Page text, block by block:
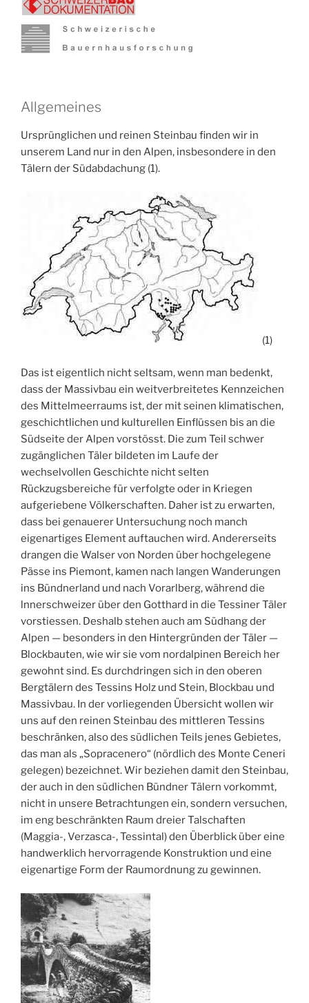
Allgemeines
Ursprünglichen und reinen Steinbau finden wir in
unserem Land nur in den Alpen, insbesondere in den
Tälern der Südabdachung (1).
(1)
Das ist eigentlich nicht seltsam, wenn man bedenkt,
dass der Massivbau ein weitverbreitetes Kennzeichen
des Mittelmeerraums ist, der mit seinen klimatischen,
geschichtlichen und kulturellen Einflüssen bis an die
Südseite der Alpen vorstösst. Die zum Teil schwer
zugänglichen Täler bildeten im Laufe der
wechselvollen Geschichte nicht selten
Rückzugsbereiche für verfolgte oder in Kriegen
aufgeriebene Völkerschaften. Daher ist zu erwarten,
dass bei genauerer Untersuchung noch manch
eigenartiges Element auftauchen wird. Andererseits
drangen die Walser von Norden über hochgelegene
Pässe ins Piemont, kamen nach langen Wanderungen
ins Bündnerland und nach Vorarlberg, während die
lnnerschweizer über den Gotthard in die Tessiner Täler
vorstiessen. Deshalb stehen auch am Südhang der
Alpen — besonders in den Hintergründen der Täler —
Blockbauten, wie wir sie vom nordalpinen Bereich her
gewohnt sind. Es durchdringen sich in den oberen
Bergtälern des Tessins Holz und Stein, Blockbau und
Massivbau. In der vorliegenden Übersicht wollen wir
uns auf den reinen Steinbau des mittleren Tessins
beschränken, also des südlichen Teils jenes Gebietes,
das man als „Sopracenero“ (nördlich des Monte Ceneri
gelegen) bezeichnet. Wir beziehen damit den Steinbau,
der auch in den südlichen Bündner Tälern vorkommt,
nicht in unsere Betrachtungen ein, sondern versuchen,
im eng beschränkten Raum dreier Talschaften
(Maggia-, Verzasca-, Tessintal) den Überblick über eine
handwerklich hervorragende Konstruktion und eine
eigenartige Form der Raumordnung zu gewinnen.